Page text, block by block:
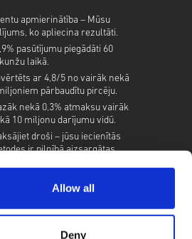
Allow all
Deny
apmierinātība – Mūsu
ko apliecina rezultāti.
pasūtījumu piegādāti 60
laikā.
ar 4,8/5 no vairāk nekā
pārbaudītu pircēju.
nekā 0,3% atmaksu vairāk
10 miljonu darījumu vidū.
droši – jūsu iecienītās
ir pilnībā aizsargātas.